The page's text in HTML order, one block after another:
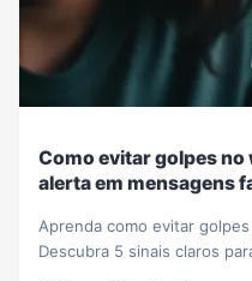
Como evitar golpes no
alerta em mensagens
Aprenda como evitar
Descubra 5 sinais claros
proteger seus dados de